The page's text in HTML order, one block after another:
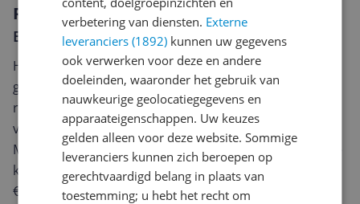
Reviews
Er zijn nog geen reviews geschreven
Heb jij dit product in bezit en wil je graag je mening
geven? Start dan hieronder met het schrijven van je
review. Afhankelijk van de details duurt het schrijven
van een review gemiddeld tussen de 3 en 10 minuten.
Met jouw mening help je andere bezoekers een betere
keuze te maken én maak je iedere maand kans op
€250,-!
Klik hier voor de actievoorwaarden.
verbetering van diensten. Externe
leveranciers (1892) kunnen uw gegevens
ook verwerken voor deze en andere
doeleinden, waaronder het gebruik van
nauwkeurige geolocatiegegevens en
apparaateigenschappen. Uw keuzes
gelden alleen voor deze website. Sommige
leveranciers kunnen zich beroepen op
gerechtvaardigd belang in plaats van
toestemming; u hebt het recht om